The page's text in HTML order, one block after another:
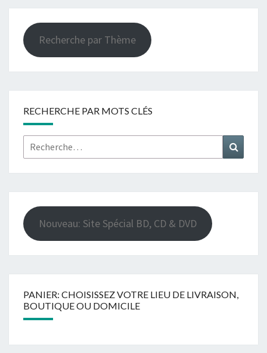
Recherche par Thème
RECHERCHE PAR MOTS CLÉS
Rechercher :
Nouveau: Site Spécial BD, CD & DVD
PANIER: CHOISISSEZ VOTRE LIEU DE LIVRAISON,
BOUTIQUE OU DOMICILE